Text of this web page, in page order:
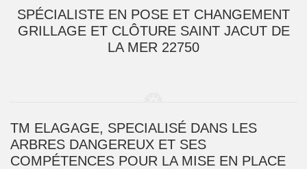
SPÉCIALISTE EN POSE ET CHANGEMENT
GRILLAGE ET CLÔTURE SAINT JACUT DE
LA MER 22750
TM ELAGAGE, SPECIALISÉ DANS LES
ARBRES DANGEREUX ET SES
COMPÉTENCES POUR LA MISE EN PLACE